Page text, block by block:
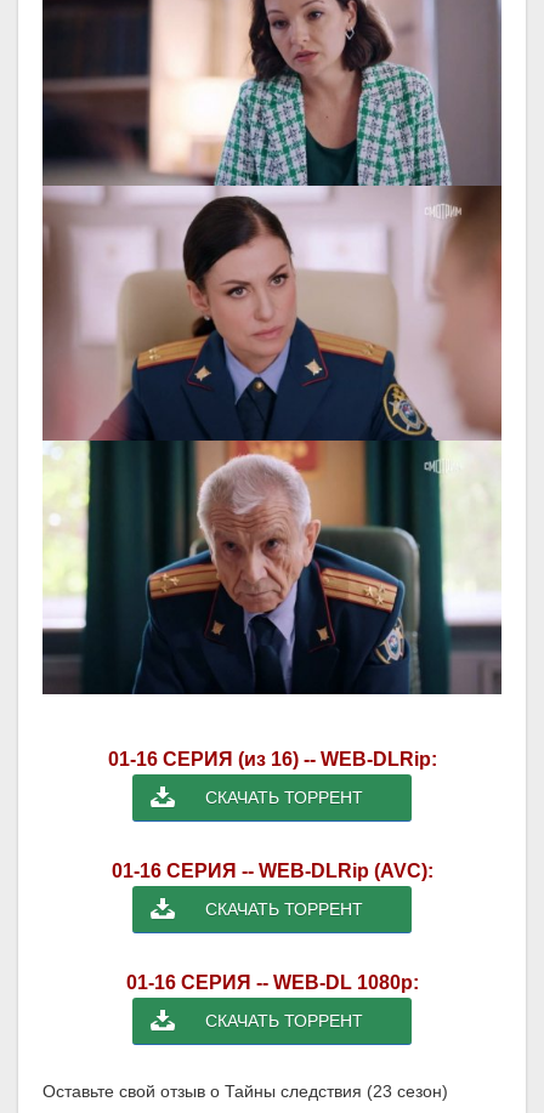
01-16 СЕРИЯ (из 16) -- WEB-DLRip:
СКАЧАТЬ ТОРРЕНТ
01-16 СЕРИЯ -- WEB-DLRip (AVC):
СКАЧАТЬ ТОРРЕНТ
01-16 СЕРИЯ -- WEB-DL 1080p:
СКАЧАТЬ ТОРРЕНТ
Оставьте свой отзыв о Тайны следствия (23 сезон)